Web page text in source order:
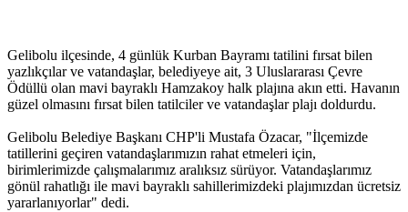
Gelibolu ilçesinde, 4 günlük Kurban Bayramı tatilini fırsat bilen
yazlıkçılar ve vatandaşlar, belediyeye ait, 3 Uluslararası Çevre
Ödüllü olan mavi bayraklı Hamzakoy halk plajına akın etti. Havanın
güzel olmasını fırsat bilen tatilciler ve vatandaşlar plajı doldurdu.
Gelibolu Belediye Başkanı CHP'li Mustafa Özacar, "İlçemizde
tatillerini geçiren vatandaşlarımızın rahat etmeleri için,
birimlerimizde çalışmalarımız aralıksız sürüyor. Vatandaşlarımız
gönül rahatlığı ile mavi bayraklı sahillerimizdeki plajımızdan ücretsiz
yararlanıyorlar" dedi.